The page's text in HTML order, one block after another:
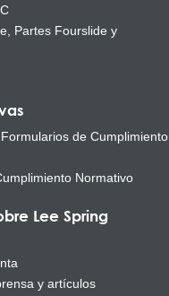
Partes Fourslide y
de Cumplimiento
Normativo
Lee Spring
y artículos